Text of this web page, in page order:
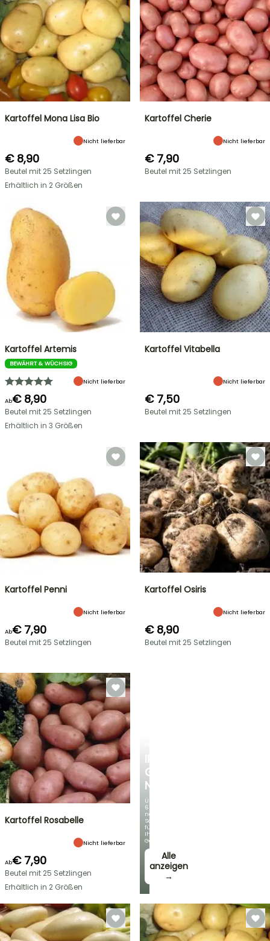
IRIS
GERMANICA
NEUHEITEN
Über
60
neue
Sorten
für
Ihren
Garten!
Alle
anzeigen
→
Kartoffel Mona Lisa Bio
Nicht lieferbar
€ 8,90
Beutel mit 25 Setzlingen
Erhältlich in 2 Größen
Kartoffel Cherie
Nicht lieferbar
€ 7,90
Beutel mit 25 Setzlingen
Kartoffel Artemis
BEWÄHRT & WÜCHSIG
Nicht lieferbar
Ab€ 8,90
Beutel mit 25 Setzlingen
Erhältlich in 3 Größen
Kartoffel Vitabella
Nicht lieferbar
€ 7,50
Beutel mit 25 Setzlingen
Kartoffel Penni
Nicht lieferbar
Ab€ 7,90
Beutel mit 25 Setzlingen
Kartoffel Osiris
Nicht lieferbar
€ 8,90
Beutel mit 25 Setzlingen
Kartoffel Rosabelle
Nicht lieferbar
Ab€ 7,90
Beutel mit 25 Setzlingen
Erhältlich in 2 Größen